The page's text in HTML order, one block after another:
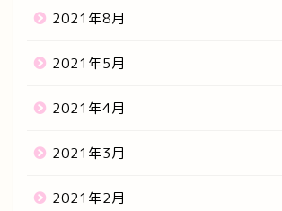
2021年8月
2021年5月
2021年4月
2021年3月
2021年2月